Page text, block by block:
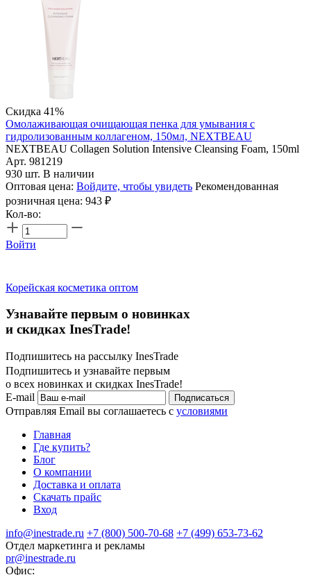
Скидка 41%
Омолаживающая очищающая пенка для умывания с
гидролизованным коллагеном, 150мл, NEXTBEAU
NEXTBEAU Collagen Solution Intensive Cleansing Foam, 150ml
Арт. 981219
930 шт. В наличии
Оптовая цена: Войдите, чтобы увидеть Рекомендованная
розничная цена: 943 ₽
Кол-во:
Войти
Корейская косметика оптом
Узнавайте первым о новинках
и скидках InesTrade!
Подпишитесь на рассылку InesTrade
Подпишитесь и узнавайте первым
о всех новинках и скидках InesTrade!
E-mail
Подписаться
Отправляя Email вы соглашаетесь с условиями
Главная
Где купить?
Блог
О компании
Доставка и оплата
Скачать прайс
Вход
info@inestrade.ru +7 (800) 500-70-68 +7 (499) 653-73-62
Отдел маркетинга и рекламы
pr@inestrade.ru
Офис: